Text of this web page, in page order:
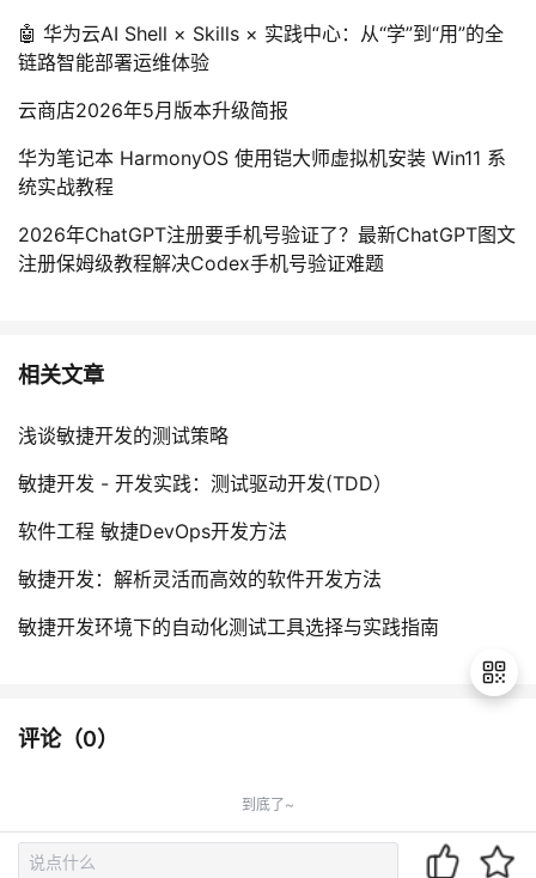
🤖 华为云AI Shell × Skills × 实践中心：从“学”到“用”的全
链路智能部署运维体验
云商店2026年5月版本升级简报
华为笔记本 HarmonyOS 使用铠大师虚拟机安装 Win11 系
统实战教程
2026年ChatGPT注册要手机号验证了？最新ChatGPT图文
注册保姆级教程解决Codex手机号验证难题
相关文章
浅谈敏捷开发的测试策略
敏捷开发 - 开发实践：测试驱动开发(TDD）
软件工程 敏捷DevOps开发方法
敏捷开发：解析灵活而高效的软件开发方法
敏捷开发环境下的自动化测试工具选择与实践指南
评论（0）
到底了~